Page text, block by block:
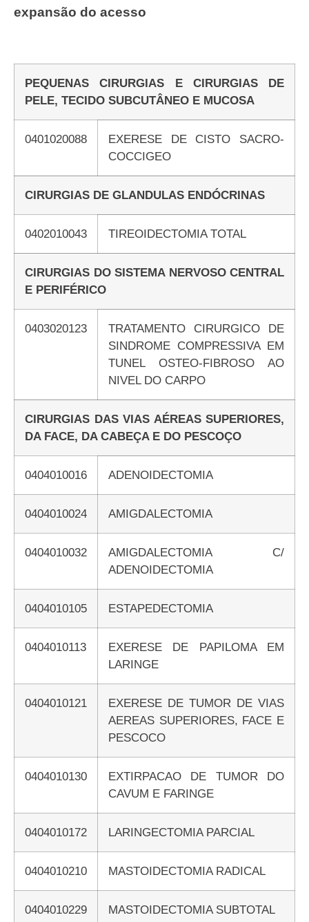
expansão do acesso
PEQUENAS CIRURGIAS E CIRURGIAS DE
PELE, TECIDO SUBCUTÂNEO E MUCOSA
0401020088
EXERESE DE CISTO SACRO-
COCCIGEO
CIRURGIAS DE GLANDULAS ENDÓCRINAS
0402010043 TIREOIDECTOMIA TOTAL
CIRURGIAS DO SISTEMA NERVOSO CENTRAL
E PERIFÉRICO
0403020123
TRATAMENTO CIRURGICO DE
SINDROME COMPRESSIVA EM
TUNEL OSTEO-FIBROSO AO
NIVEL DO CARPO
CIRURGIAS DAS VIAS AÉREAS SUPERIORES,
DA FACE, DA CABEÇA E DO PESCOÇO
0404010016 ADENOIDECTOMIA
0404010024 AMIGDALECTOMIA
0404010032
AMIGDALECTOMIA C/
ADENOIDECTOMIA
0404010105 ESTAPEDECTOMIA
0404010113
EXERESE DE PAPILOMA EM
LARINGE
0404010121
EXERESE DE TUMOR DE VIAS
AEREAS SUPERIORES, FACE E
PESCOCO
0404010130
EXTIRPACAO DE TUMOR DO
CAVUM E FARINGE
0404010172 LARINGECTOMIA PARCIAL
0404010210 MASTOIDECTOMIA RADICAL
0404010229 MASTOIDECTOMIA SUBTOTAL